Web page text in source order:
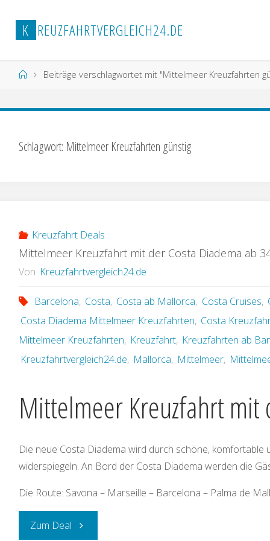
Inhalt
springen
K REUZFAHRTVERGLEICH24.DE
StartBeiträge verschlagwortet mit "Mittelmeer Kreuzfahrten
Schlagwort: Mittelmeer Kreuzfahrten günstig
Kreuzfahrt Deals
Mittelmeer Kreuzfahrt mit der Costa Diadema ab
Von Kreuzfahrtvergleich24.de
Barcelona, Costa, Costa ab Mallorca, Costa Cruises,
Costa Diadema Mittelmeer Kreuzfahrten, Costa
Mittelmeer Kreuzfahrten, Kreuzfahrt, Kreuzfahrten ab
Kreuzfahrtvergleich24.de, Mallorca, Mittelmeer,
Mittelmeer Kreuzfahrt mit
Die neue Costa Diadema wird durch schöne,
widerspiegeln. An Bord der Costa Diadema werden die
Die Route: Savona – Marseille – Barcelona – Palma de
Zum Deal„Mittelmeer